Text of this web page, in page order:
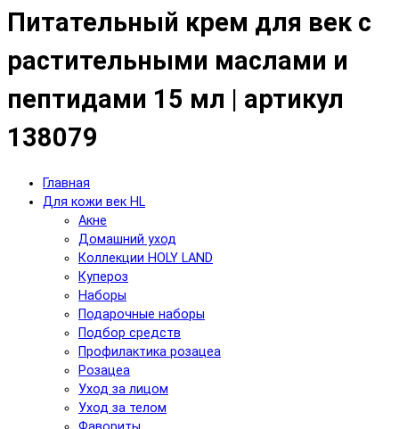
Питательный крем для век с
растительными маслами и
пептидами 15 мл | артикул
138079
Главная
Для кожи век HL
Акне
Домашний уход
Коллекции HOLY LAND
Купероз
Наборы
Подарочные наборы
Подбор средств
Профилактика розацеа
Розацеа
Уход за лицом
Уход за телом